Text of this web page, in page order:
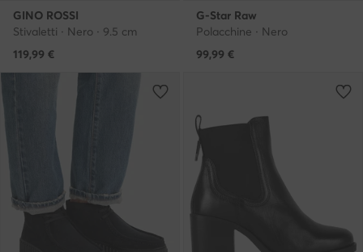
GINO ROSSI
Stivaletti · Nero · 9.5 cm
119,99 €
G-Star Raw
Polacchine · Nero
99,99 €